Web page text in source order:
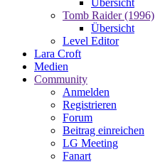
Übersicht
Tomb Raider (1996)
Übersicht
Level Editor
Lara Croft
Medien
Community
Anmelden
Registrieren
Forum
Beitrag einreichen
LG Meeting
Fanart